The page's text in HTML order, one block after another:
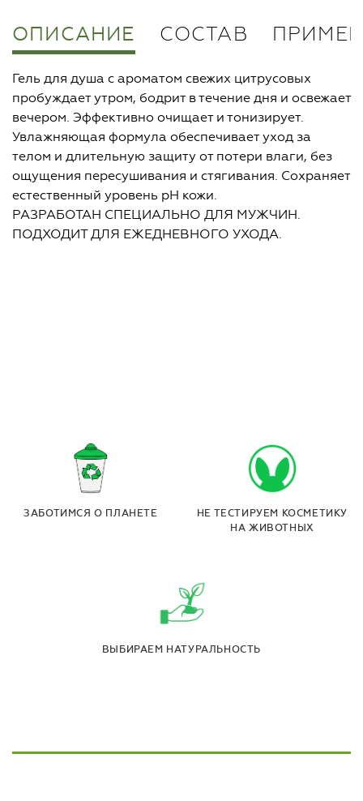
ОПИСАНИЕ СОСТАВ
Гель для душа с ароматом свежих цитрусовых
пробуждает утром, бодрит в течение дня и освежает
вечером. Эффективно очищает и тонизирует.
Увлажняющая формула обеспечивает уход за
телом и длительную защиту от потери влаги, без
ощущения пересушивания и стягивания. Сохраняет
естественный уровень рН кожи.
РАЗРАБОТАН СПЕЦИАЛЬНО ДЛЯ МУЖЧИН.
ПОДХОДИТ ДЛЯ ЕЖЕДНЕВНОГО УХОДА.
ЗАБОТИМСЯ О ПЛАНЕТЕ
НЕ ТЕСТИРУЕМ КОСМЕТИКУ
НА ЖИВОТНЫХ
ВЫБИРАЕМ НАТУРАЛЬНОСТЬ